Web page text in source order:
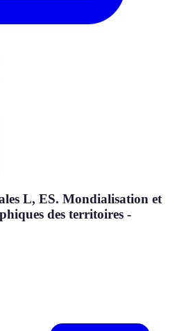
L, ES. Mondialisation et
des territoires -